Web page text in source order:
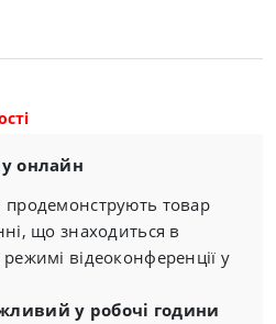
онлайн
продемонструють товар
що знаходиться в
відеоконференції у
у робочі години